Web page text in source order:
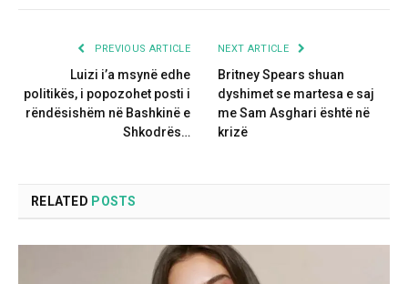
PREVIOUS ARTICLE
Luizi i’a msynë edhe
politikës, i popozohet posti i
rëndësishëm në Bashkinë e
Shkodrës…
NEXT ARTICLE
Britney Spears shuan
dyshimet se martesa e saj
me Sam Asghari është në
krizë
RELATED POSTS